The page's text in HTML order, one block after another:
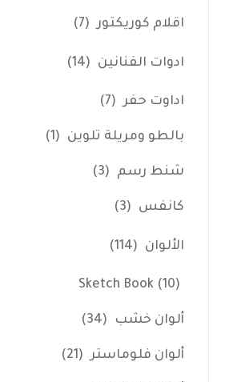
اقلام كوريكتور (7)
ادوات الفنانين (14)
اداوت حفر (7)
بالطو ومريلة تلوين (1)
شنط رسم (3)
كانفس (3)
الألوان (114)
Sketch Book (10)
ألوان خشب (34)
ألوان فلوماستر (21)